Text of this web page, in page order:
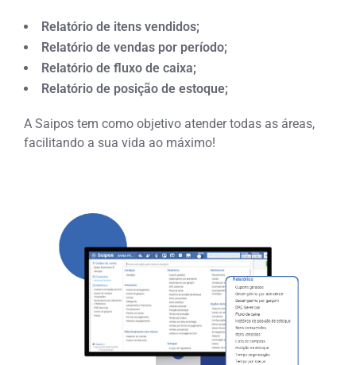
Relatório de itens vendidos;
Relatório de vendas por período;
Relatório de fluxo de caixa;
Relatório de posição de estoque;
A Saipos tem como objetivo atender todas as áreas,
facilitando a sua vida ao máximo!